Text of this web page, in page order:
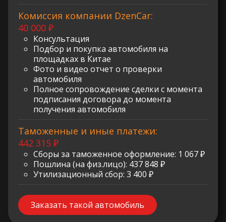
Комиссия компании DzenCar:
40 000 ₽
Консультация
Подбор и покупка автомобиля на
площадках в Китае
Фото и видео отчет о проверки
автомобиля
Полное сопровождение сделки с момента
подписания договора до момента
получения автомобиля
Таможенные и иные платежи:
442 315 ₽
Сборы за таможенное оформление: 1 067 ₽
Пошлина (на физ.лицо): 437 848 ₽
Утилизационный сбор: 3 400 ₽
Заказать такой автомобиль